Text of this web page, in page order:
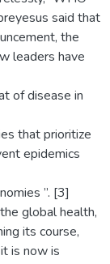
said that
the
leaders have
of disease in
that prioritize
epidemics
”. [3]
global health,
its course,
is now is